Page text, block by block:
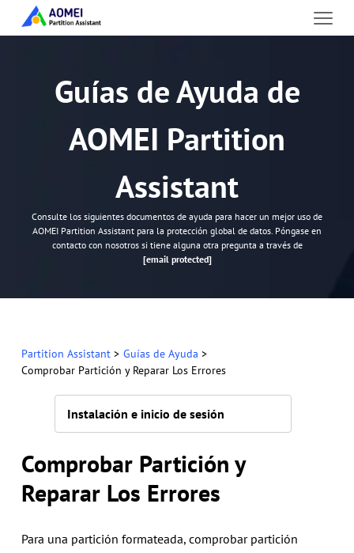
Guías de Ayuda de
AOMEI Partition
Assistant
Consulte los siguientes documentos de ayuda para hacer un mejor uso de
AOMEI Partition Assistant para la protección global de datos. Póngase en
contacto con nosotros si tiene alguna otra pregunta a través de
[email protected]
Partition Assistant> Guías de Ayuda >
Comprobar Partición y Reparar Los Errores
Instalación e inicio de sesión
Comprobar Partición y
Reparar Los Errores
Para una partición formateada, comprobar partición